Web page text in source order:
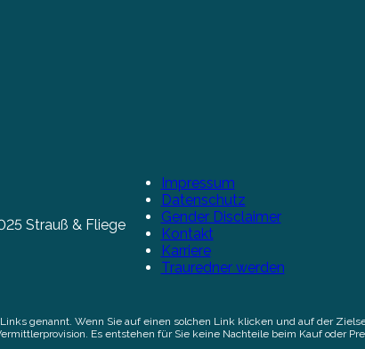
Strauß & Fliege
Impressum
Datenschutz
Gender Disclaimer
Kontakt
Karriere
Trauredner werden
genannt. Wenn Sie auf einen solchen Link klicken und auf der
Es entstehen für Sie keine Nachteile beim Kauf oder